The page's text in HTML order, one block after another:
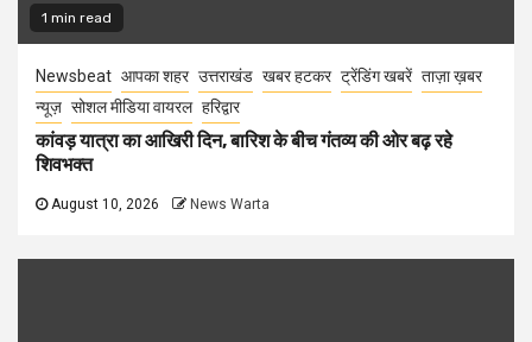
1 min read
Newsbeat आपका शहर उत्तराखंड खबर हटकर ट्रेंडिंग खबरें ताज़ा ख़बर
न्यूज़ सोशल मीडिया वायरल हरिद्वार
कांवड़ यात्रा का आखिरी दिन, बारिश के बीच गंतव्य की ओर बढ़ रहे
शिवभक्त
August 10, 2026 News Warta